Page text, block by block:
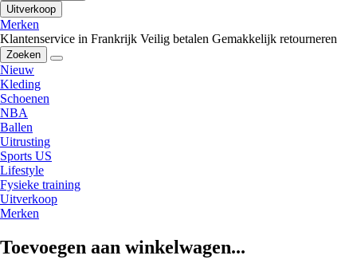
Uitverkoop
Merken
Klantenservice in Frankrijk Veilig betalen Gemakkelijk retourneren
Zoeken
Nieuw
Kleding
Schoenen
NBA
Ballen
Uitrusting
Sports US
Lifestyle
Fysieke training
Uitverkoop
Merken
Toevoegen aan winkelwagen...